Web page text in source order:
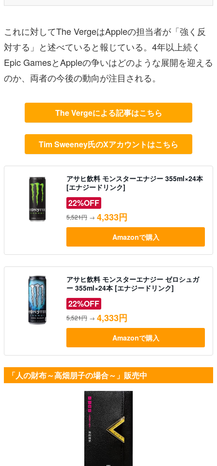
これに対してThe VergeはAppleの担当者が「強く反
対する」と述べていると報じている。4年以上続く
Epic GamesとAppleの争いはどのような展開を迎える
のか、両者の今後の動向が注目される。
The Vergeによる記事はこちら
Tim Sweeney氏のXアカウントはこちら
アサヒ飲料 モンスターエナジー 355ml×24本
[エナジードリンク]
22%OFF
5,521円 → 4,333円
Amazonで購入
アサヒ飲料 モンスターエナジー ゼロシュガ
ー 355ml×24本 [エナジードリンク]
22%OFF
5,521円 → 4,333円
Amazonで購入
「人の財布～高畑朋子の場合～」販売中